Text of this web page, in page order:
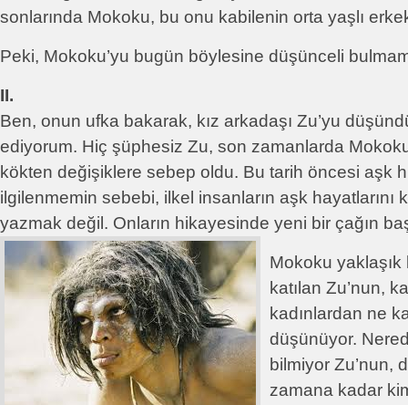
sonlarında Mokoku, bu onu kabilenin orta yaşlı
Peki, Mokoku’yu bugün böylesine düşünceli
II.
Ben, onun ufka bakarak, kız arkadaşı Zu’yu
ediyorum. Hiç şüphesiz Zu, son zamanlarda
kökten değişiklere sebep oldu. Bu tarih öncesi aşk
ilgilenmemin sebebi, ilkel insanların aşk hayatlarını
yazmak değil. Onların hikayesinde yeni bir çağın
Mokoku yaklaşık
katılan Zu’nun,
kadınlardan ne
düşünüyor.
bilmiyor Zu’nun,
zamana kadar